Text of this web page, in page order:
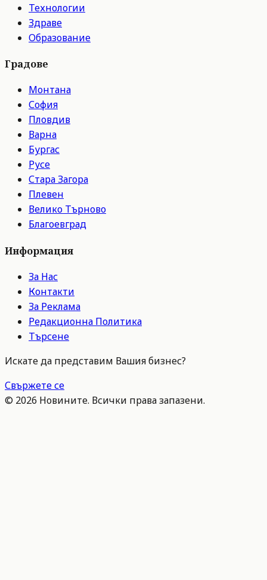
Технологии
Здраве
Образование
Градове
Монтана
София
Пловдив
Варна
Бургас
Русе
Стара Загора
Плевен
Велико Търново
Благоевград
Информация
За Нас
Контакти
За Реклама
Редакционна Политика
Търсене
Искате да представим Вашия бизнес?
Свържете се
© 2026 Новините. Всички права запазени.